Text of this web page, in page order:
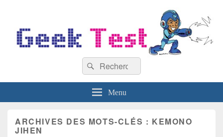
Recherche :
Rechercher
Menu
ARCHIVES DES MOTS-CLÉS : KEMONO
JIHEN